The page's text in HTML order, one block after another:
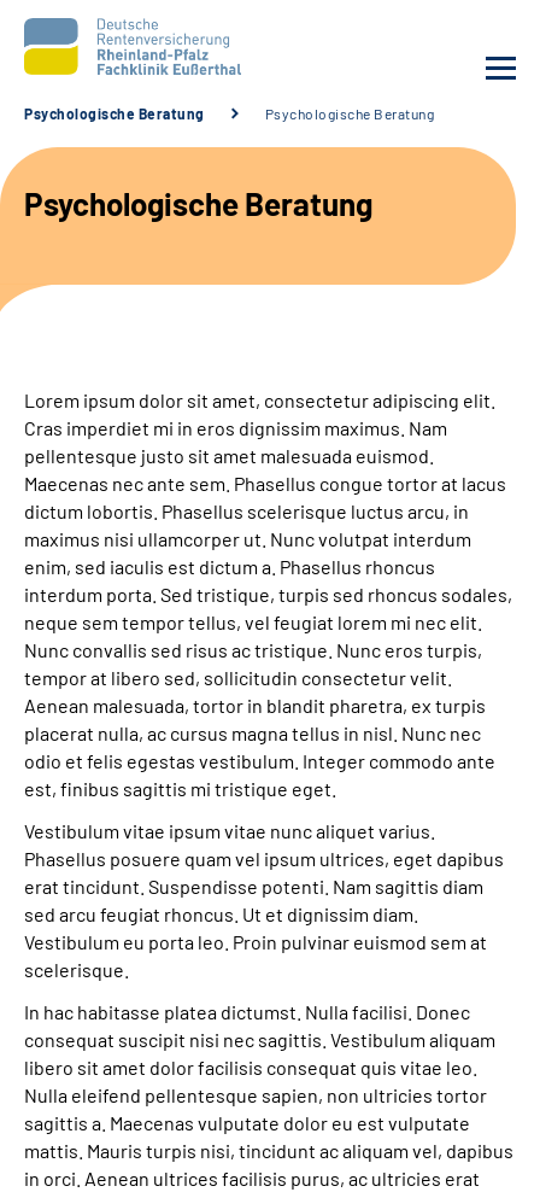
Unsere Klinik
Unsere Angebote
Ihre Rehabilitation
Beratungsstellen &
Zuweisende
Suche
Leichte Sprache
Gebärdensprache
Psychologische Beratung Psychologische Beratung
Psychologische Beratung
Lorem ipsum dolor sit amet, consectetur adipiscing elit.
Cras imperdiet mi in eros dignissim maximus. Nam
pellentesque justo sit amet malesuada euismod.
Maecenas nec ante sem. Phasellus congue tortor at lacus
dictum lobortis. Phasellus scelerisque luctus arcu, in
maximus nisi ullamcorper ut. Nunc volutpat interdum
enim, sed iaculis est dictum a. Phasellus rhoncus
interdum porta. Sed tristique, turpis sed rhoncus sodales,
neque sem tempor tellus, vel feugiat lorem mi nec elit.
Nunc convallis sed risus ac tristique. Nunc eros turpis,
tempor at libero sed, sollicitudin consectetur velit.
Aenean malesuada, tortor in blandit pharetra, ex turpis
placerat nulla, ac cursus magna tellus in nisl. Nunc nec
odio et felis egestas vestibulum. Integer commodo ante
est, finibus sagittis mi tristique eget.
Vestibulum vitae ipsum vitae nunc aliquet varius.
Phasellus posuere quam vel ipsum ultrices, eget dapibus
erat tincidunt. Suspendisse potenti. Nam sagittis diam
sed arcu feugiat rhoncus. Ut et dignissim diam.
Vestibulum eu porta leo. Proin pulvinar euismod sem at
scelerisque.
In hac habitasse platea dictumst. Nulla facilisi. Donec
consequat suscipit nisi nec sagittis. Vestibulum aliquam
libero sit amet dolor facilisis consequat quis vitae leo.
Nulla eleifend pellentesque sapien, non ultricies tortor
sagittis a. Maecenas vulputate dolor eu est vulputate
mattis. Mauris turpis nisi, tincidunt ac aliquam vel, dapibus
in orci. Aenean ultrices facilisis purus, ac ultricies erat